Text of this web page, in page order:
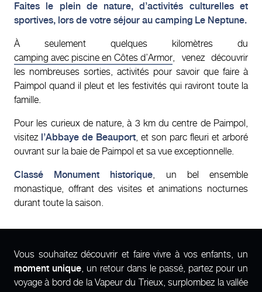
Faites le plein de nature, d’activités culturelles et
sportives, lors de votre séjour au camping Le Neptune.
À seulement quelques kilomètres du
camping avec piscine en Côtes d’Armor, venez découvrir
les nombreuses sorties, activités pour savoir que faire à
Paimpol quand il pleut et les festivités qui raviront toute la
famille.
Pour les curieux de nature, à 3 km du centre de Paimpol,
visitez l’Abbaye de Beauport, et son parc fleuri et arboré
ouvrant sur la baie de Paimpol et sa vue exceptionnelle.
Classé Monument historique, un bel ensemble
monastique, offrant des visites et animations nocturnes
durant toute la saison.
Vous souhaitez découvrir et faire vivre à vos enfants, un
moment unique, un retour dans le passé, partez pour un
voyage à bord de la Vapeur du Trieux, surplombez la vallée